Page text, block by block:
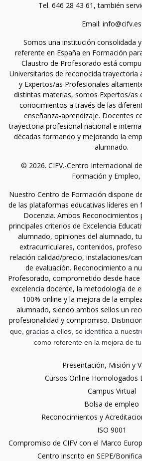
Tel. 646 28 43 61, también
Email: info@cifv.es
Somos una institución consolidada
referente en España en Formación
Claustro de Profesorado está
Universitarios de reconocida trayectoria
y Expertos/as Profesionales
distintas materias, somos Expertos/as
conocimientos a través de las
enseñanza-aprendizaje. Docentes
trayectoria profesional nacional e
décadas formando y mejorando la
alumnado.
© 2026. CIFV.-Centro Internacional
Formación y Empleo,
Nuestro Centro de Formación dispone
de las plataformas educativas líderes en
Docenzia. Ambos Reconocimientos
principales criterios de Excelencia
alumnado, opiniones del alumnado,
extracurriculares, contenidos,
relación calidad/precio, instalaciones/
de evaluación. Reconocimiento a
Profesorado, comprometido desde
excelencia docente, la metodología de
100% online y la mejora de la
alumnado, siendo ambos sellos un
profesionalidad y compromiso.
que, gracias a ellos, se identifica a
como referente en la mejora de tu
Presentación, Misión y
Cursos Online Homologados
Campus Virtual
Bolsa de empleo
Reconocimientos y
ISO 9001
Compromiso de CIFV con el Marco
Centro inscrito en SEPE/